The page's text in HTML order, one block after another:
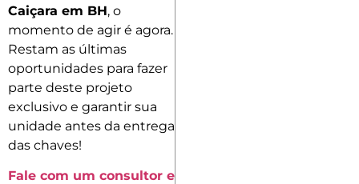
Caiçara em BH, o
momento de agir é agora.
Restam as últimas
oportunidades para fazer
parte deste projeto
exclusivo e garantir sua
unidade antes da entrega
das chaves!
Fale com um consultor e